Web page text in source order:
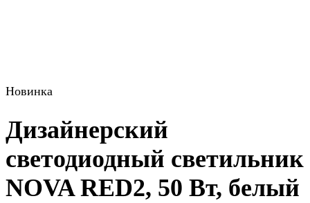
Новинка
Дизайнерский
светодиодный светильник
NOVA RED2, 50 Вт, белый